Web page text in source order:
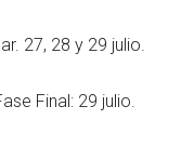
27, 28 y 29 julio.
Final: 29 julio.